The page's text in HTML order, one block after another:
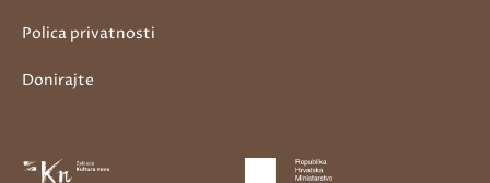
Polica privatnosti
Donirajte